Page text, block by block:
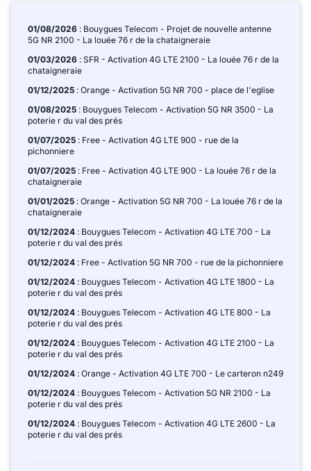
01/08/2026 : Bouygues Telecom - Projet de nouvelle antenne
5G NR 2100 - La louée 76 r de la chataigneraie
01/03/2026 : SFR - Activation 4G LTE 2100 - La louée 76 r de la
chataigneraie
01/12/2025 : Orange - Activation 5G NR 700 - place de l'eglise
01/08/2025 : Bouygues Telecom - Activation 5G NR 3500 - La
poterie r du val des prés
01/07/2025 : Free - Activation 4G LTE 900 - rue de la
pichonniere
01/07/2025 : Free - Activation 4G LTE 900 - La louée 76 r de la
chataigneraie
01/01/2025 : Orange - Activation 5G NR 700 - La louée 76 r de la
chataigneraie
01/12/2024 : Bouygues Telecom - Activation 4G LTE 700 - La
poterie r du val des prés
01/12/2024 : Free - Activation 5G NR 700 - rue de la pichonniere
01/12/2024 : Bouygues Telecom - Activation 4G LTE 1800 - La
poterie r du val des prés
01/12/2024 : Bouygues Telecom - Activation 4G LTE 800 - La
poterie r du val des prés
01/12/2024 : Bouygues Telecom - Activation 4G LTE 2100 - La
poterie r du val des prés
01/12/2024 : Orange - Activation 4G LTE 700 - Le carteron n249
01/12/2024 : Bouygues Telecom - Activation 5G NR 2100 - La
poterie r du val des prés
01/12/2024 : Bouygues Telecom - Activation 4G LTE 2600 - La
poterie r du val des prés